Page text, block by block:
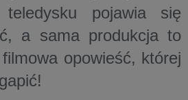
pojawia się
a sama produkcja to
filmowa opowieść, której